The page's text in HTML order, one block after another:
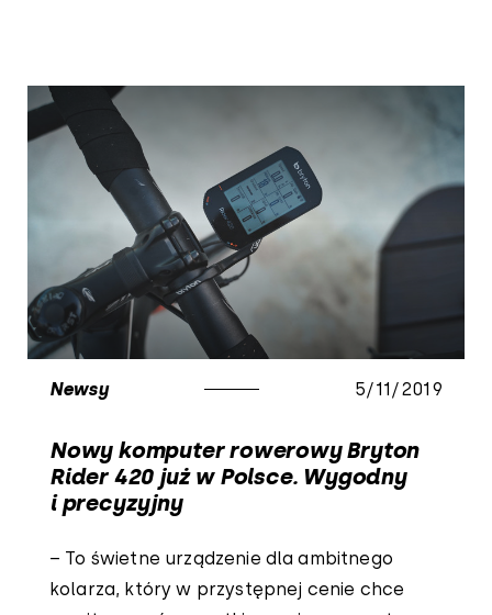
Newsy 5/11/2019
Nowy komputer rowerowy Bryton
Rider 420 już w Polsce. Wygodny
i precyzyjny
– To świetne urządzenie dla ambitnego
kolarza, który w przystępnej cenie chce